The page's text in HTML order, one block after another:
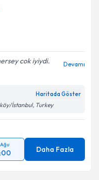
cok iyiydi.
Devamı
Haritada Göster
İstanbul, Turkey
Daha Fazla